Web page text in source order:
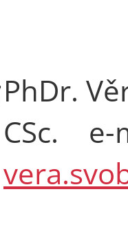
PhDr.
CSc. e-